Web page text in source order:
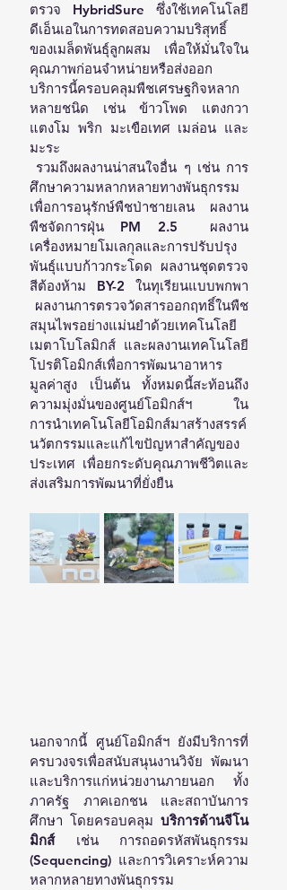
ตรวจ HybridSure ซึ่งใช้เทคโนโลยี
ดีเอ็นเอในการทดสอบความบริสุทธิ์
ของเมล็ดพันธุ์ลูกผสม เพื่อให้มั่นใจใน
คุณภาพก่อนจำหน่ายหรือส่งออก
บริการนี้ครอบคลุมพืชเศรษฐกิจหลาก
หลายชนิด เช่น ข้าวโพด แตงกวา
แตงโม พริก มะเขือเทศ เมล่อน และ
มะระ
รวมถึงผลงานน่าสนใจอื่น ๆ เช่น การ
ศึกษาความหลากหลายทางพันธุกรรม
เพื่อการอนุรักษ์พืชป่าชายเลน ผลงาน
พืชจัดการฝุ่น PM 2.5  ผลงาน
เครื่องหมายโมเลกุลและการปรับปรุง
พันธุ์แบบก้าวกระโดด  ผลงานชุดตรวจ
สีต้องห้าม BY-2 ในทุเรียนแบบพกพา
ผลงานการตรวจวัดสารออกฤทธิ์ในพืช
สมุนไพรอย่างแม่นยำด้วยเทคโนโลยี
เมตาโบโลมิกส์  และผลงานเทคโนโลยี
โปรติโอมิกส์เพื่อการพัฒนาอาหาร
มูลค่าสูง เป็นต้น ทั้งหมดนี้สะท้อนถึง
ความมุ่งมั่นของศูนย์โอมิกส์ฯ ใน
การนำเทคโนโลยีโอมิกส์มาสร้างสรรค์
นวัตกรรมและแก้ไขปัญหาสำคัญของ
ประเทศ เพื่อยกระดับคุณภาพชีวิตและ
ส่งเสริมการพัฒนาที่ยั่งยืน
นอกจากนี้ ศูนย์โอมิกส์ฯ ยังมีบริการที่
ครบวงจรเพื่อสนับสนุนงานวิจัย พัฒนา
และบริการแก่หน่วยงานภายนอก ทั้ง
ภาครัฐ ภาคเอกชน และสถาบันการ
ศึกษา โดยครอบคลุม บริการด้านจีโน
มิกส์ เช่น การถอดรหัสพันธุกรรม
(Sequencing) และการวิเคราะห์ความ
หลากหลายทางพันธุกรรม